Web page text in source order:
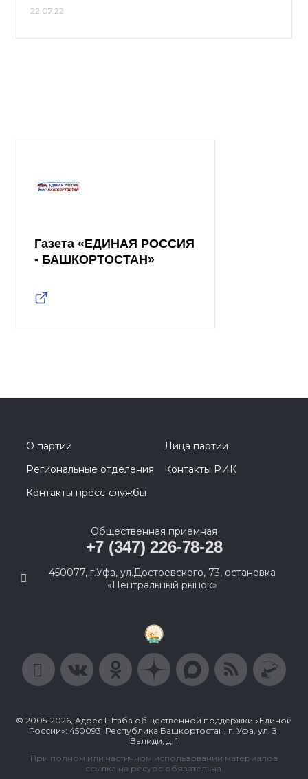
22.07.22
Газета «ЕДИНАЯ РОССИЯ
- БАШКОРТОСТАН»
О партии
Лица партии
Региональные отделения
Контакты РИК
Контакты пресс-службы
Общественная приемная
+7 (347) 226-78-28
450077, г.Уфа, ул.Достоевского, 73, остановка
«Центральный рынок»
© 2005-2026, Адрес Штаба общественной поддержки «Единой
России»: 450093, Республика Башкортостан, г. Уфа, ул. З.
Валиди, д. 1
При полном или частичном использовании материалов
ссылка на ресурс обязательна.